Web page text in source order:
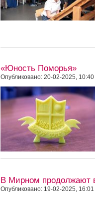
«Юность Поморья»
Опубликовано: 20-02-2025, 10:40
В Мирном продолжают
Опубликовано: 19-02-2025, 16:01